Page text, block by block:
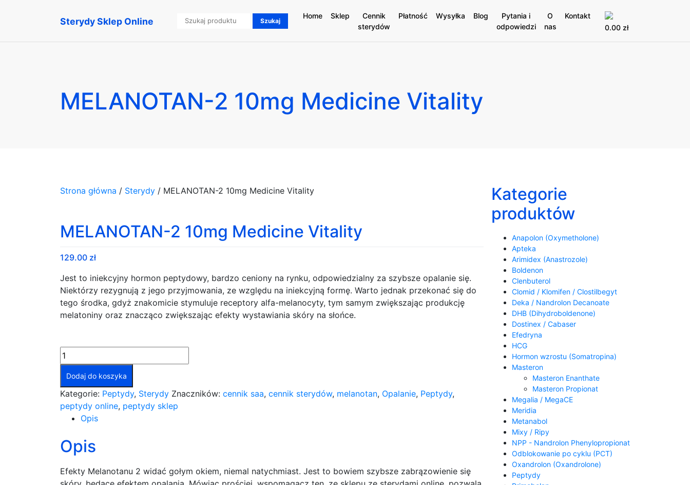
Sterydy Sklep Online
Home Sklep
Cennik
sterydów
Płatność Wysyłka Blog
Pytania i
odpowiedzi
O
nas
Kontakt
0.00 zł
MELANOTAN-2 10mg Medicine Vitality
Strona główna / Sterydy / MELANOTAN-2 10mg Medicine Vitality
MELANOTAN-2 10mg Medicine Vitality
129.00 zł
Jest to iniekcyjny hormon peptydowy, bardzo ceniony na rynku, odpowiedzialny za szybsze opalanie się.
Niektórzy rezygnują z jego przyjmowania, ze względu na iniekcyjną formę. Warto jednak przekonać się do
tego środka, gdyż znakomicie stymuluje receptory alfa-melanocyty, tym samym zwiększając produkcję
melatoniny oraz znacząco zwiększając efekty wystawiania skóry na słońce.
ilość
MELANOTAN-
10mg
Medicine
Vitality
Dodaj do koszyka
Kategorie: Peptydy, Sterydy Znaczników: cennik saa, cennik sterydów, melanotan, Opalanie, Peptydy,
peptydy online, peptydy sklep
Opis
Opis
Efekty Melanotanu 2 widać gołym okiem, niemal natychmiast. Jest to bowiem szybsze zabrązowienie się
Kategorie
produktów
Anapolon (Oxymetholone)
Apteka
Arimidex (Anastrozole)
Boldenon
Clenbuterol
Clomid / Klomifen / Clostilbegyt
Deka / Nandrolon Decanoate
DHB (Dihydroboldenone)
Dostinex / Cabaser
Efedryna
HCG
Hormon wzrostu (Somatropina)
Masteron
Masteron Enanthate
Masteron Propionat
Megalia / MegaCE
Meridia
Metanabol
Mixy / Ripy
NPP - Nandrolon Phenylopropionat
Odblokowanie po cyklu (PCT)
Oxandrolon (Oxandrolone)
Peptydy